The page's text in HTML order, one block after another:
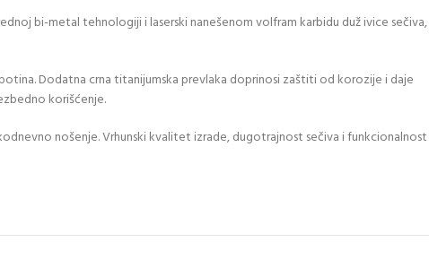
bi-metal tehnologiji i laserski nanešenom volfram karbidu duž ivice sečiva,
Dodatna crna titanijumska prevlaka doprinosi zaštiti od korozije i daje
korišćenje.
nošenje. Vrhunski kvalitet izrade, dugotrajnost sečiva i funkcionalnost